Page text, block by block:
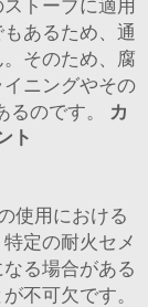
トーブに適用
あるため、通
そのため、腐
ニングやその
るのです。
カ
ト
使用における
定の耐火セメ
る場合がある
不可欠です。